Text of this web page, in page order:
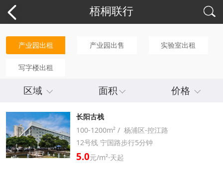
梧桐联行
产业园出租 产业园出售 实验室出租
写字楼出租
区域 面积 价格
长阳古栈
100-1200m² / 杨浦区-控江路
12号线 宁国路步行5分钟
5.0元/m²⋅天起